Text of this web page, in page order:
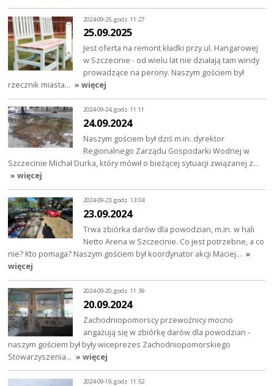
2024-09-25, godz. 11:27
25.09.2025
Jest oferta na remont kładki przy ul. Hangarowej
w Szczecinie - od wielu lat nie działają tam windy
prowadzące na perony. Naszym gościem był
rzecznik miasta… » więcej
2024-09-24, godz. 11:11
24.09.2024
Naszym gościem był dziś m.in. dyrektor
Regionalnego Zarządu Gospodarki Wodnej w
Szczecinie Michał Durka, który mówił o bieżącej sytuacji związanej z…
» więcej
2024-09-23, godz. 13:04
23.09.2024
Trwa zbiórka darów dla powodzian, m.in. w hali
Netto Arena w Szczecinie. Co jest potrzebne, a co
nie? Kto pomaga? Naszym gościem był koordynator akcji Maciej… »
więcej
2024-09-20, godz. 11:39
20.09.2024
Zachodniopomorscy przewoźnicy mocno
angażują się w zbiórkę darów dla powodzian -
naszym gościem był były wiceprezes Zachodniopomorskiego
Stowarzyszenia… » więcej
2024-09-19, godz. 11:52